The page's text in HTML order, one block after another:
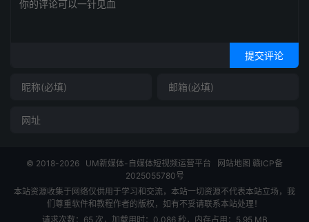
提交评论
© 2018-2026 UM新媒体-自媒体短视频运营平台 网站地图 赣ICP备
2025055780号
本站资源收集于网络仅供用于学习和交流，本站一切资源不代表本站立场，我
们尊重软件和教程作者的版权，如有不妥请联系本站处理！
请求次数：65 次，加载用时：0.086 秒，内存占用：5.95 MB